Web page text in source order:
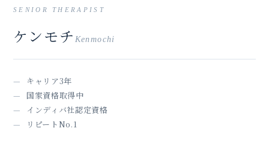
SENIOR THERAPIST
ケンモチ Kenmochi
キャリア3年
国家資格取得中
インディバ社認定資格
リピートNo.1